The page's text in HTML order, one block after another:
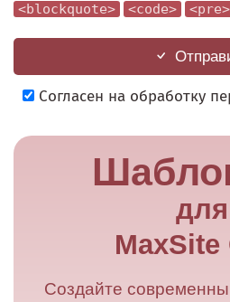
<blockquote>
<code> <pre>
Согласен на обработку
для
MaxSite
Создайте